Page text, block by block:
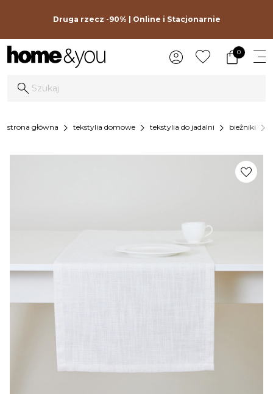
Druga rzecz -90% | Online i Stacjonarnie
0
strona główna chevron_right tekstylia domowe chevron_right tekstylia do jadalni chevron_right bieżniki chevron_right
favorite